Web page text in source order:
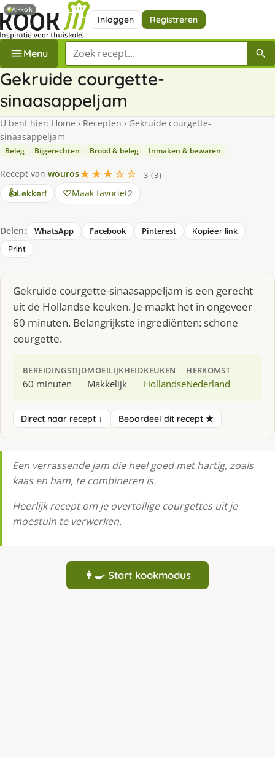
Inloggen Registreren
Menu Zoek een recept
Gekruide courgette-
sinaasappeljam
U bent hier: Home › Recepten › Gekruide courgette-
sinaasappeljam
Beleg Bijgerechten Brood & beleg Inmaken & bewaren
Recept van wouros★★★☆☆
3 (3)
👍Lekker! Maak favoriet2
Delen: WhatsApp Facebook Pinterest
Kopieer link
Print
Gekruide courgette-sinaasappeljam is een gerecht
uit de Hollandse keuken. Je maakt het in ongeveer
60 minuten. Belangrijkste ingrediënten: schone
courgette.
BEREIDINGSTIJD
60 minuten
MOEILIJKHEID
Makkelijk
KEUKEN
Hollandse
HERKOMST
Nederland
Direct naar recept ↓ Beoordeel dit recept ★
Een verrassende jam die heel goed met hartig, zoals
kaas en ham, te combineren is.
Heerlijk recept om je overtollige courgettes uit je
moestuin te verwerken.
👩‍🍳 Start kookmodus
AI-kok